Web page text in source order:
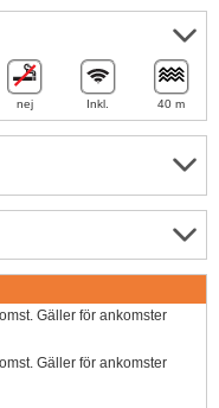
nej Inkl. 40 m
Gäller för ankomster
Gäller för ankomster